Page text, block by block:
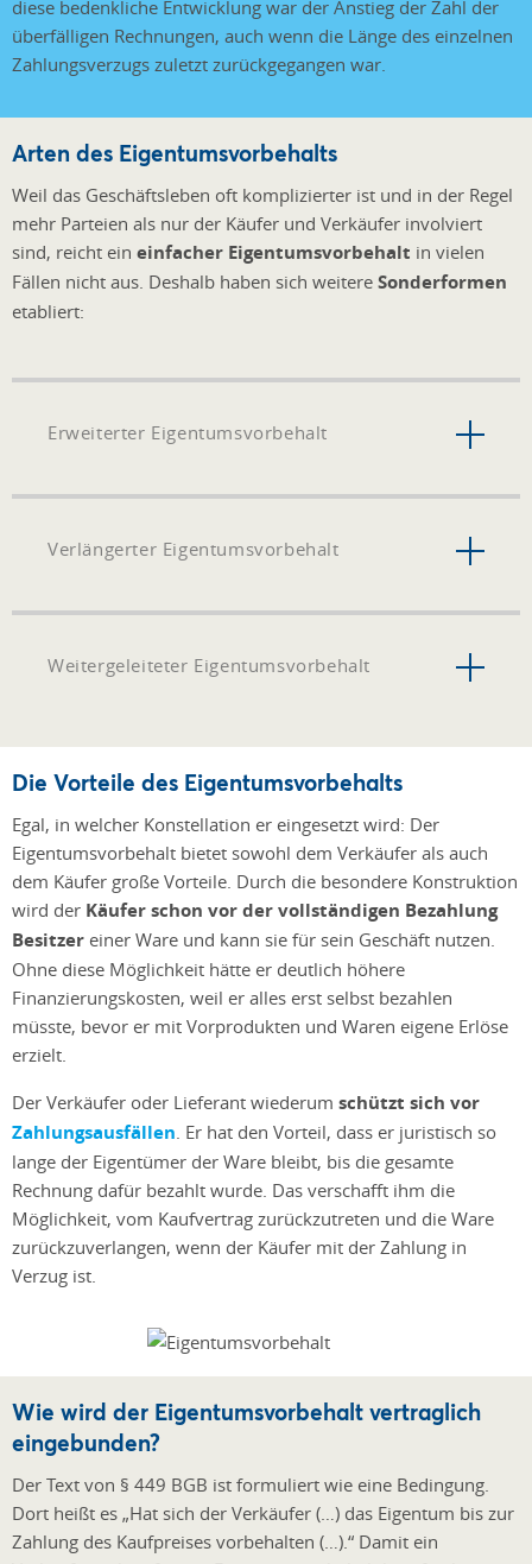
diese bedenkliche Entwicklung war der Anstieg der Zahl der
überfälligen Rechnungen, auch wenn die Länge des einzelnen
Zahlungsverzugs zuletzt zurückgegangen war.
Arten des Eigentumsvorbehalts
Weil das Geschäftsleben oft komplizierter ist und in der Regel
mehr Parteien als nur der Käufer und Verkäufer involviert
sind, reicht ein einfacher Eigentumsvorbehalt in vielen
Fällen nicht aus. Deshalb haben sich weitere Sonderformen
etabliert:
Erweiterter Eigentumsvorbehalt
Verlängerter Eigentumsvorbehalt
Weitergeleiteter Eigentumsvorbehalt
Die Vorteile des Eigentumsvorbehalts
Egal, in welcher Konstellation er eingesetzt wird: Der
Eigentumsvorbehalt bietet sowohl dem Verkäufer als auch
dem Käufer große Vorteile. Durch die besondere Konstruktion
wird der Käufer schon vor der vollständigen Bezahlung
Besitzer einer Ware und kann sie für sein Geschäft nutzen.
Ohne diese Möglichkeit hätte er deutlich höhere
Finanzierungskosten, weil er alles erst selbst bezahlen
müsste, bevor er mit Vorprodukten und Waren eigene Erlöse
erzielt.
Der Verkäufer oder Lieferant wiederum schützt sich vor
Zahlungsausfällen . Er hat den Vorteil, dass er juristisch so
lange der Eigentümer der Ware bleibt, bis die gesamte
Rechnung dafür bezahlt wurde. Das verschafft ihm die
Möglichkeit, vom Kaufvertrag zurückzutreten und die Ware
zurückzuverlangen, wenn der Käufer mit der Zahlung in
Verzug ist.
Wie wird der Eigentumsvorbehalt vertraglich
eingebunden?
Der Text von § 449 BGB ist formuliert wie eine Bedingung.
Dort heißt es „Hat sich der Verkäufer (…) das Eigentum bis zur
Zahlung des Kaufpreises vorbehalten (…).“ Damit ein